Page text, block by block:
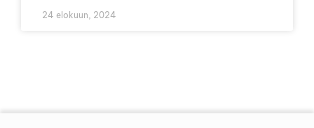
24 elokuun, 2024